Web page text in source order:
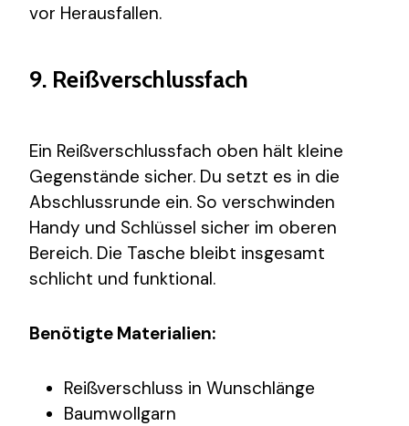
vor Herausfallen.
9. Reißverschlussfach
Ein Reißverschlussfach oben hält kleine
Gegenstände sicher. Du setzt es in die
Abschlussrunde ein. So verschwinden
Handy und Schlüssel sicher im oberen
Bereich. Die Tasche bleibt insgesamt
schlicht und funktional.
Benötigte Materialien:
Reißverschluss in Wunschlänge
Baumwollgarn